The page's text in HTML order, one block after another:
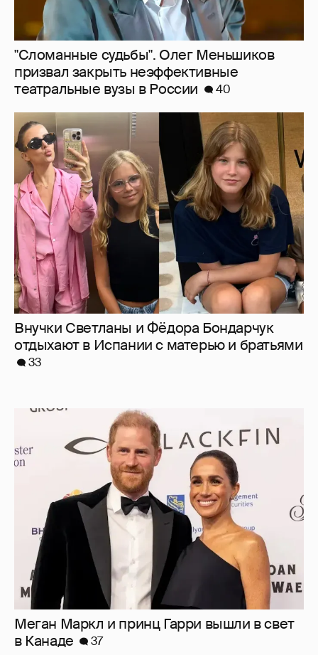
"Сломанные судьбы". Олег Меньшиков
призвал закрыть неэффективные
театральные вузы в России
40
Внучки Светланы и Фёдора Бондарчук
отдыхают в Испании с матерью и братьями
33
Меган Маркл и принц Гарри вышли в свет
в Канаде
37